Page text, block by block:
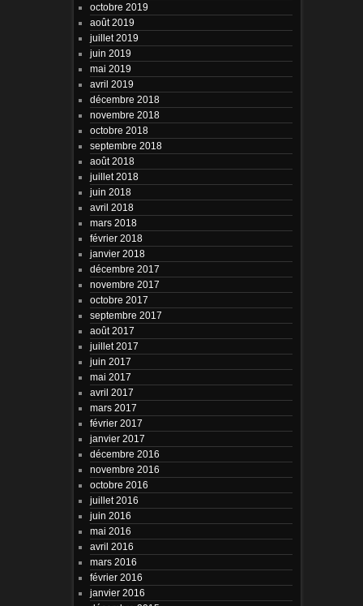
octobre 2019
août 2019
juillet 2019
juin 2019
mai 2019
avril 2019
décembre 2018
novembre 2018
octobre 2018
septembre 2018
août 2018
juillet 2018
juin 2018
avril 2018
mars 2018
février 2018
janvier 2018
décembre 2017
novembre 2017
octobre 2017
septembre 2017
août 2017
juillet 2017
juin 2017
mai 2017
avril 2017
mars 2017
février 2017
janvier 2017
décembre 2016
novembre 2016
octobre 2016
juillet 2016
juin 2016
mai 2016
avril 2016
mars 2016
février 2016
janvier 2016